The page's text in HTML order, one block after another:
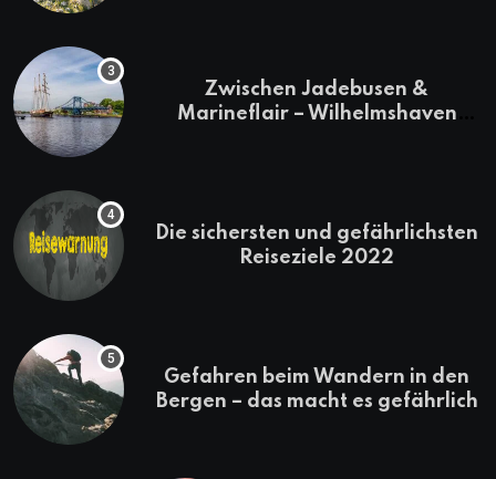
Zwischen Jadebusen &
Marineflair – Wilhelmshaven
Die sichersten und gefährlichsten
Reiseziele 2022
Gefahren beim Wandern in den
Bergen – das macht es gefährlich